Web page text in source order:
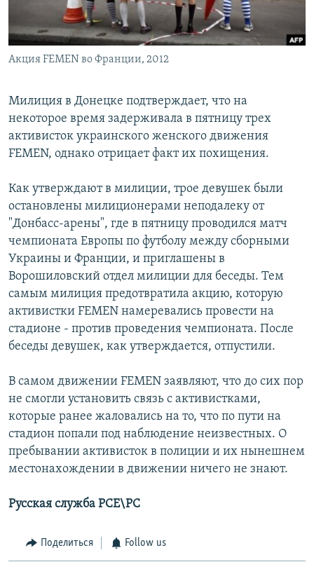
Акция FEMEN во Франции, 2012
Милиция в Донецке подтверждает, что на
некоторое время задерживала в пятницу трех
активисток украинского женского движения
FEMEN, однако отрицает факт их похищения.
Как утверждают в милиции, трое девушек были
остановлены милиционерами неподалеку от
"Донбасс-арены", где в пятницу проводился матч
чемпионата Европы по футболу между сборными
Украины и Франции, и приглашены в
Ворошиловский отдел милиции для беседы. Тем
самым милиция предотвратила акцию, которую
активистки FEMEN намеревались провести на
стадионе - против проведения чемпионата. После
беседы девушек, как утверждается, отпустили.
В самом движении FEMEN заявляют, что до сих пор
не смогли установить связь с активистками,
которые ранее жаловались на то, что по пути на
стадион попали под наблюдение неизвестных. О
пребывании активисток в полиции и их нынешнем
местонахождении в движении ничего не знают.
Русская служба РСЕ\РС
Поделиться Follow us